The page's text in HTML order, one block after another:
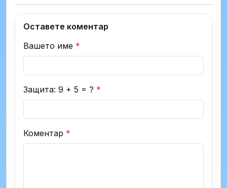
Оставете коментар
Вашето име *
Защита: 9 + 5 = ? *
Коментар *